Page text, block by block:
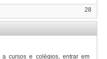
28
a cursos e colégios, entrar em